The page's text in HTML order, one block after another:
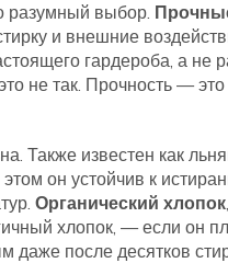
разумный выбор.
и внешние
гардероба, а не
не так. Прочность — это
. Также известен как
он устойчив к
Органический хлопок,
хлопок, — если он
даже после десятков